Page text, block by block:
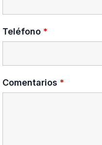
Teléfono *
Comentarios *